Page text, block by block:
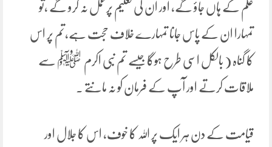
علم کے ہاں جاؤ گے، اور ان کی تعلیم پرعمل نہ کرو گے ،تو
تمہارا ان کے پاس جانا تمہارے خلاف حجت ہے،تم پر اس
کا گناہ ( بالکل اسی طرح ہوگا جیسے تم نبی اکرم ﷺ سے
ملاقات کرتے اور آپ کے فرمان کو نہ مانتے ۔
قیامت کے دن ہر ایک پر اللہ کا خوف، اس کا جلال اور